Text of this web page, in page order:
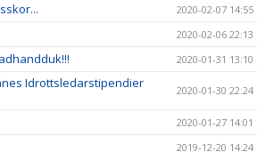
2020-02-07 14:55
2020-02-06 22:13
2020-01-31 13:10
Idrottsledarstipendier
2020-01-30 22:24
2020-01-27 14:01
2019-12-20 14:24